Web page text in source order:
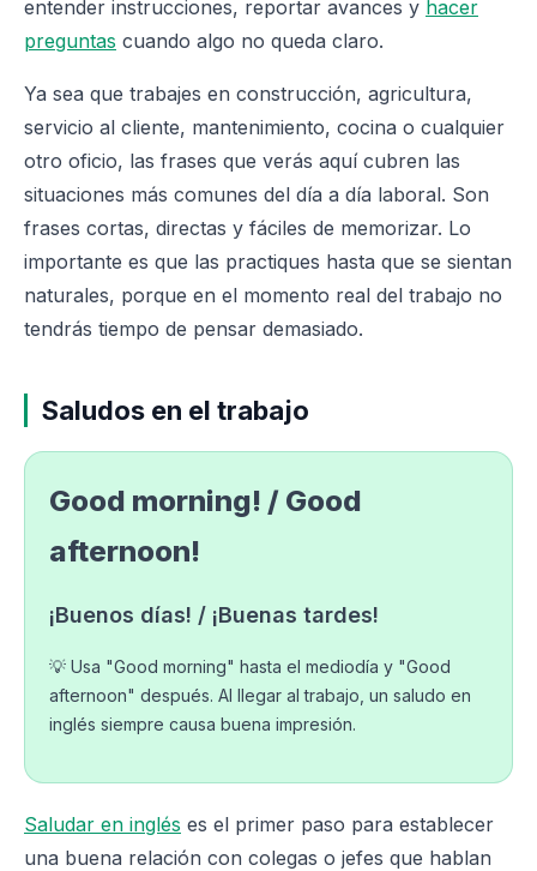
entender instrucciones, reportar avances y hacer
preguntas cuando algo no queda claro.
Ya sea que trabajes en construcción, agricultura,
servicio al cliente, mantenimiento, cocina o cualquier
otro oficio, las frases que verás aquí cubren las
situaciones más comunes del día a día laboral. Son
frases cortas, directas y fáciles de memorizar. Lo
importante es que las practiques hasta que se sientan
naturales, porque en el momento real del trabajo no
tendrás tiempo de pensar demasiado.
Saludos en el trabajo
Good morning! / Good
afternoon!
¡Buenos días! / ¡Buenas tardes!
💡 Usa "Good morning" hasta el mediodía y "Good
afternoon" después. Al llegar al trabajo, un saludo en
inglés siempre causa buena impresión.
Saludar en inglés es el primer paso para establecer
una buena relación con colegas o jefes que hablan